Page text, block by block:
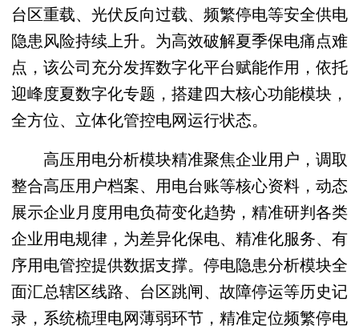
台区重载、光伏反向过载、频繁停电等安全供电
隐患风险持续上升。为高效破解夏季保电痛点难
点，该公司充分发挥数字化平台赋能作用，依托
迎峰度夏数字化专题，搭建四大核心功能模块，
全方位、立体化管控电网运行状态。
高压用电分析模块精准聚焦企业用户，调取
整合高压用户档案、用电台账等核心资料，动态
展示企业月度用电负荷变化趋势，精准研判各类
企业用电规律，为差异化保电、精准化服务、有
序用电管控提供数据支撑。停电隐患分析模块全
面汇总辖区线路、台区跳闸、故障停运等历史记
录，系统梳理电网薄弱环节，精准定位频繁停电